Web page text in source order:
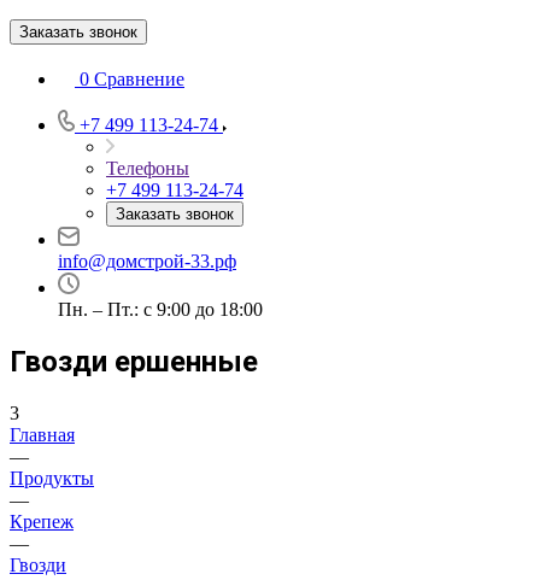
Заказать звонок
0 Сравнение
+7 499 113-24-74
Телефоны
+7 499 113-24-74
Заказать звонок
info@домстрой-33.рф
Пн. – Пт.: с 9:00 до 18:00
Гвозди ершенные
3
Главная
—
Продукты
—
Крепеж
—
Гвозди